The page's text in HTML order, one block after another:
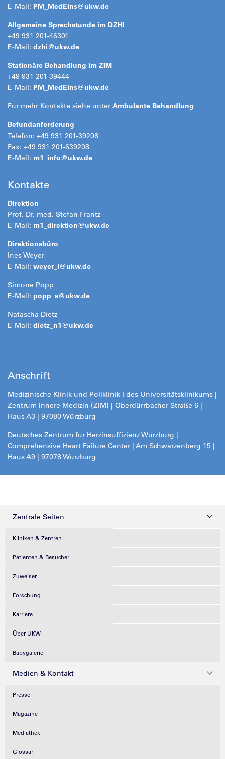
E-Mail: PM_MedEins@ukw.de
Allgemeine Sprechstunde im DZHI
+49 931 201-46301
E-Mail: dzhi@ukw.de
Stationäre Behandlung im ZIM
+49 931 201-39444
E-Mail: PM_MedEins@ukw.de
Für mehr Kontakte siehe unterAmbulante Behandlung
Befundanforderung
Telefon: +49 931 201-39208
Fax: +49 931 201-639208
E-Mail: m1_info@ukw.de
Kontakte
Direktion
Prof. Dr. med. Stefan Frantz
E-Mail: m1_direktion@ukw.de
Direktionsbüro
Ines Weyer
E-Mail: weyer_i@ukw.de
Simone Popp
E-Mail: popp_s@ukw.de
Natascha Dietz
E-Mail: dietz_n1@ukw.de
Anschrift
Medizinische Klinik und Poliklinik I des Universitätsklinikums |
Zentrum Innere Medizin (ZIM) | Oberdürrbacher Straße 6 |
Haus A3 | 97080 Würzburg
Deutsches Zentrum für Herzinsuffizienz Würzburg |
Comprehensive Heart Failure Center | Am Schwarzenberg 15 |
Haus A9 | 97078 Würzburg
Zentrale Seiten
Kliniken & Zentren
Patienten & Besucher
Zuweiser
Forschung
Karriere
Über UKW
Babygalerie
Medien & Kontakt
Presse
Magazine
Mediathek
Glossar